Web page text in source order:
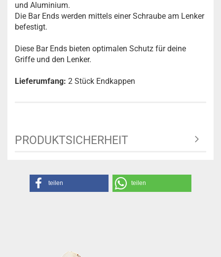
und Aluminium.
Die Bar Ends werden mittels einer Schraube am Lenker
befestigt.
Diese Bar Ends bieten optimalen Schutz für deine
Griffe und den Lenker.
Lieferumfang: 2 Stück Endkappen
PRODUKTSICHERHEIT
teilen teilen